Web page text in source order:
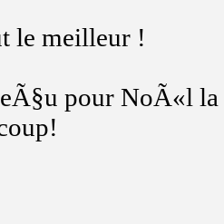
le meilleur !
pour NoÃ«l